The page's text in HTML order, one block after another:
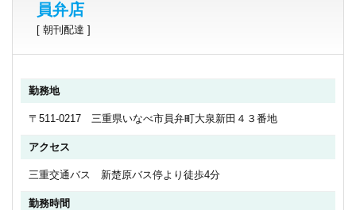
員弁店
[ 朝刊配達 ]
勤務地
〒511-0217 三重県いなべ市員弁町大泉新田４３番地
アクセス
三重交通バス 新楚原バス停より徒歩4分
勤務時間